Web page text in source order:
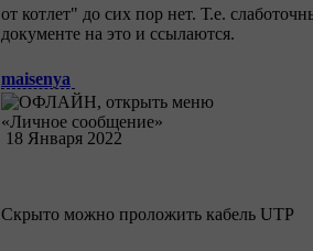
от котлет" до сих пор нет. Т.е.
документе на это и ссылаются.
maisenya
18 Января 2022
Скрыто можно проложить кабель UTP